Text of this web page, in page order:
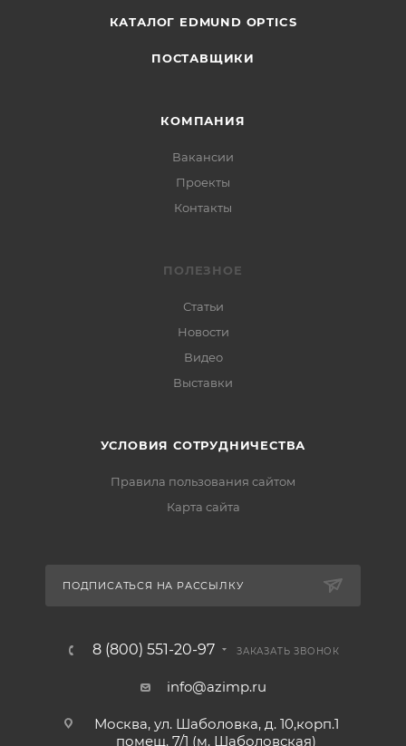
КАТАЛОГ EDMUND OPTICS
ПОСТАВЩИКИ
КОМПАНИЯ
Вакансии
Проекты
Контакты
ПОЛЕЗНОЕ
Статьи
Новости
Видео
Выставки
УСЛОВИЯ СОТРУДНИЧЕСТВА
Правила пользования сайтом
Карта сайта
ПОДПИСАТЬСЯ НА РАССЫЛКУ
8 (800) 551-20-97 ЗАКАЗАТЬ ЗВОНОК
info@azimp.ru
Москва, ул. Шаболовка, д. 10,корп.1
помещ. 7/1 (м. Шаболовская)